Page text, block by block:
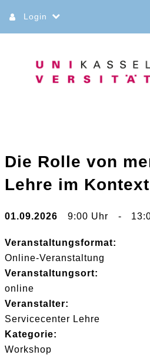
zum
Inhalt
Login
Die Rolle von
Lehre im
01.09.2026 9:00 Uhr -
Veranstaltungsformat:
Online-Veranstaltung
Veranstaltungsort:
online
Veranstalter:
Servicecenter Lehre
Kategorie:
Workshop